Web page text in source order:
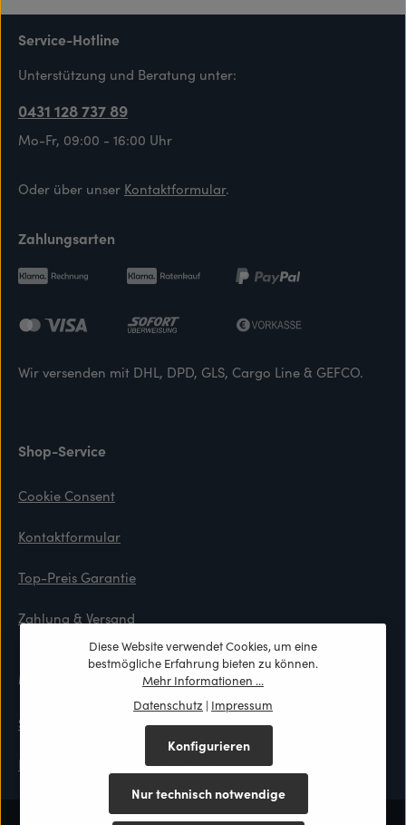
Service-Hotline
Unterstützung und Beratung unter:
0431 128 737 89
Mo-Fr, 09:00 - 16:00 Uhr
Oder über unser Kontaktformular.
Zahlungsarten
Wir versenden mit DHL, DPD, GLS, Cargo Line & GEFCO.
Shop-Service
Cookie Consent
Kontaktformular
Top-Preis Garantie
Zahlung & Versand
Materialien
Stoffmuster
Berliner Messinglampen Lexikon
Diese Website verwendet Cookies, um eine
bestmögliche Erfahrung bieten zu können.
Mehr Informationen ...
Datenschutz | Impressum
Nur technisch notwendige
Konfigurieren